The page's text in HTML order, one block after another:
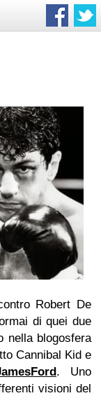
Robert De
di quei due
nella blogosfera
Cannibal Kid e
. Uno
visioni del